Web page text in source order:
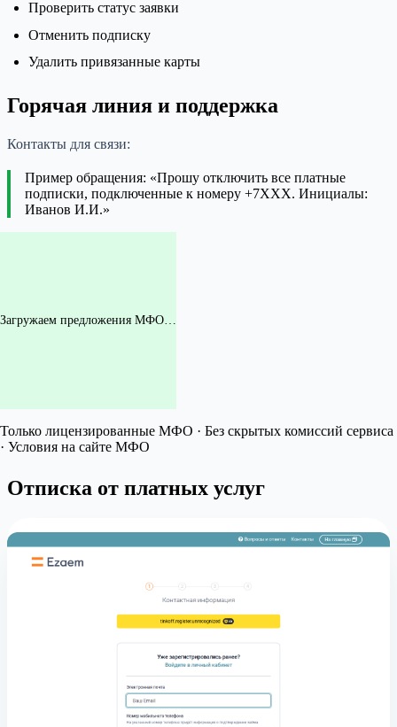
Проверить статус заявки
Отменить подписку
Удалить привязанные карты
Горячая линия и поддержка
Контакты для связи:
Пример обращения: «Прошу отключить все платные
подписки, подключенные к номеру +7XXX. Инициалы:
Иванов И.И.»
Загружаем предложения МФО…
Только лицензированные МФО · Без скрытых комиссий сервиса
· Условия на сайте МФО
Отписка от платных услуг